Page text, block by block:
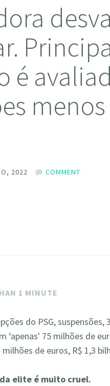
é
2022 COMMENT
1 MINUTE
do PSG, suspensões,
‘apenas' 75 milhões de
de euros, R$ 1,3
elite é muito cruel.